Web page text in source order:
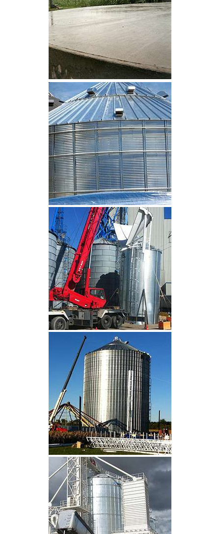
CLIQUEZ POUR AGRANDIR
CLIQUEZ POUR AGRANDIR
CLIQUEZ POUR AGRANDIR
CLIQUEZ POUR AGRANDIR